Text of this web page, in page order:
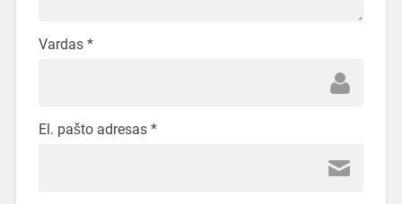
Vardas *
El. pašto adresas *